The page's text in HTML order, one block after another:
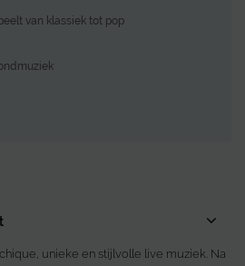
van klassiek tot pop
unieke en stijlvolle live muziek. Na